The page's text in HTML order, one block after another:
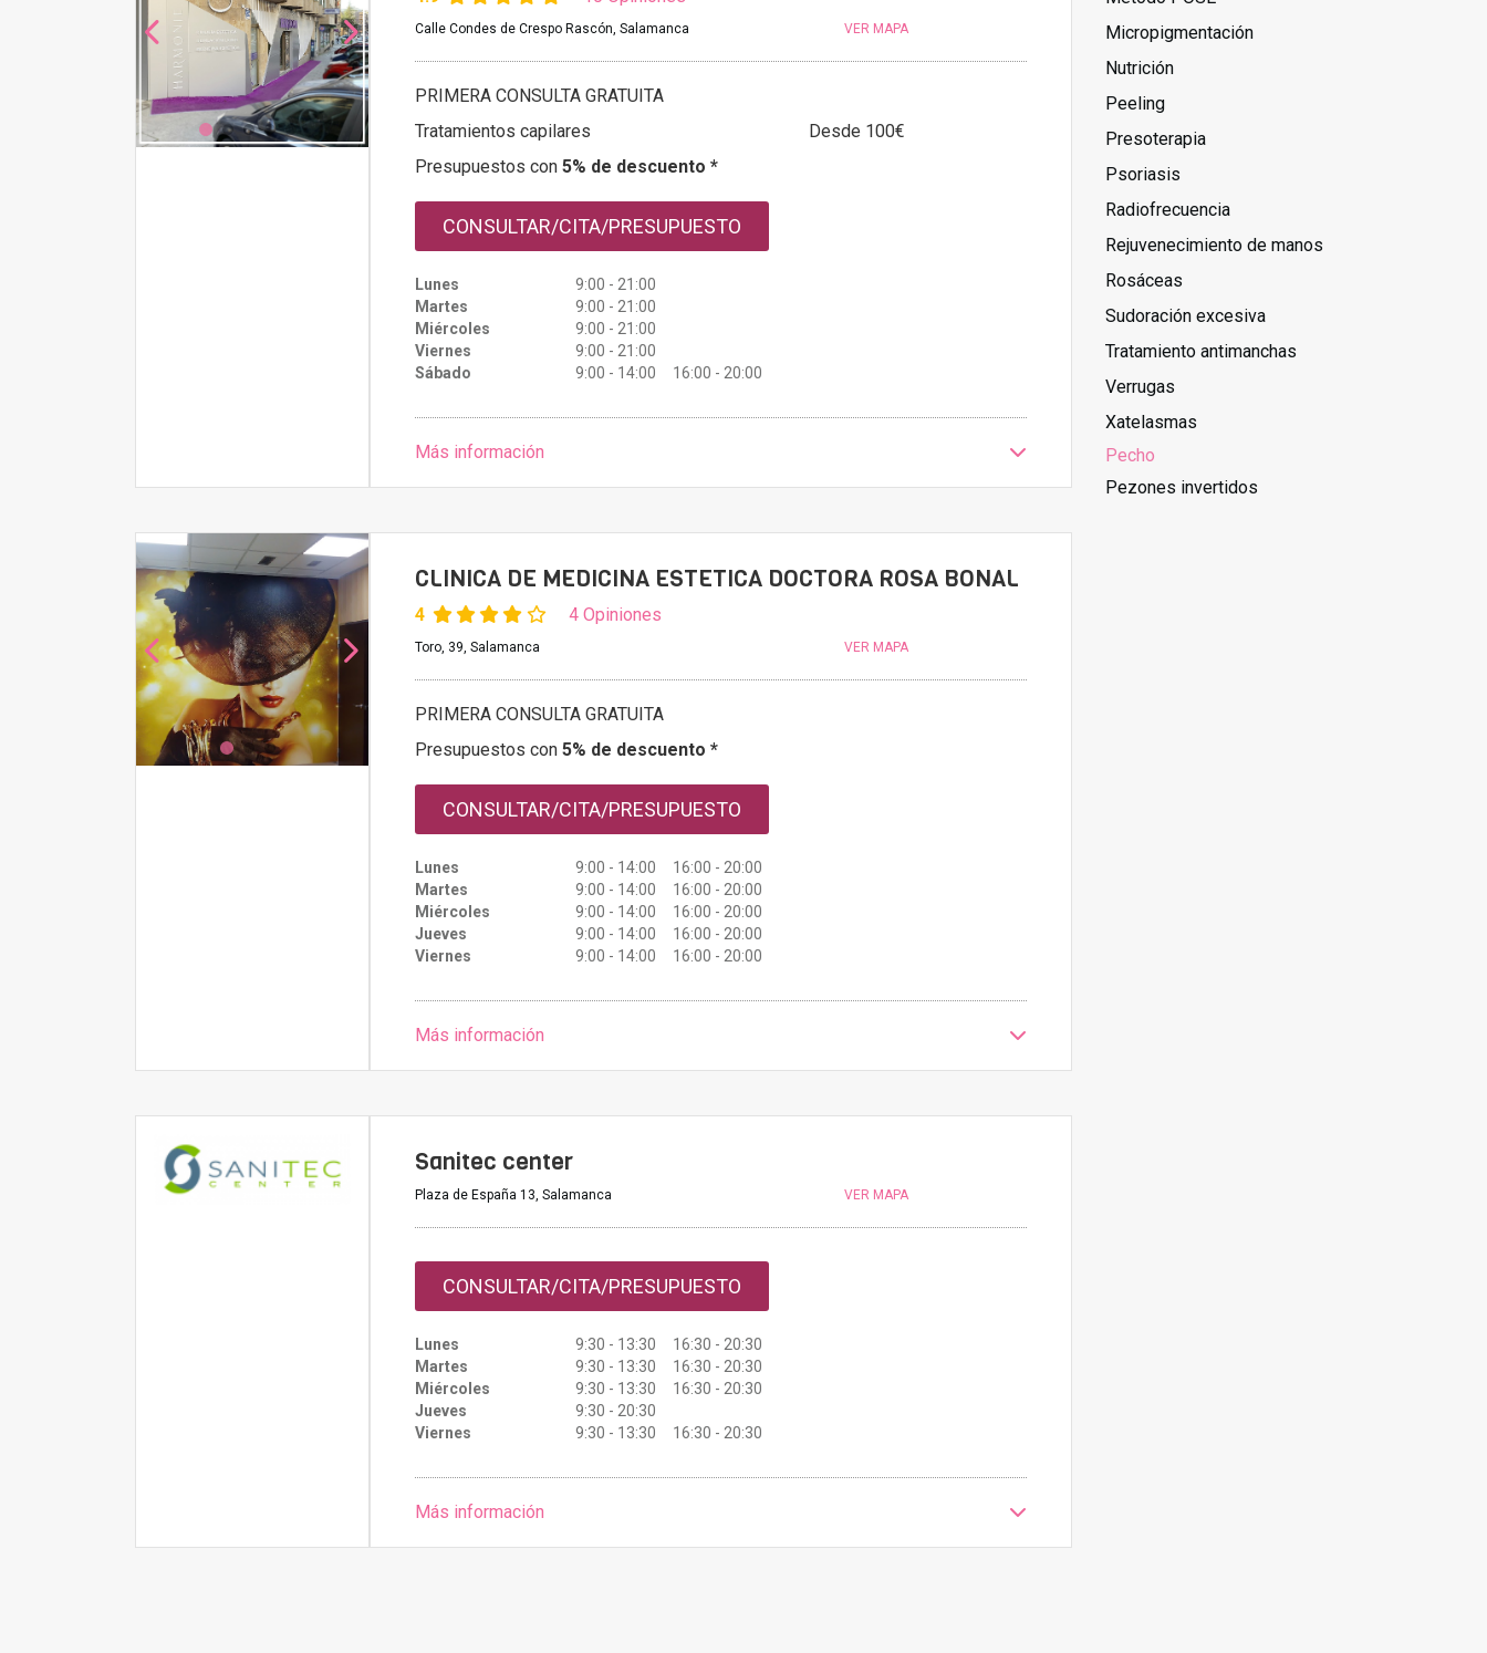
Calle Condes de Crespo Rascón, Salamanca VER MAPA
PRIMERA CONSULTA GRATUITA
Tratamientos capilares
Desde 100€
Presupuestos con 5% de descuento *
CONSULTAR/CITA/PRESUPUESTO
Lunes
9:00 - 21:00
Martes
9:00 - 21:00
Miércoles
9:00 - 21:00
Viernes
9:00 - 21:00
Sábado
9:00 - 14:00 16:00 - 20:00
Más información
CLINICA DE MEDICINA ESTETICA DOCTORA ROSA BONAL
4 4 Opiniones
Toro, 39, Salamanca VER MAPA
PRIMERA CONSULTA GRATUITA
Presupuestos con 5% de descuento *
CONSULTAR/CITA/PRESUPUESTO
Lunes
9:00 - 14:00 16:00 - 20:00
Martes
9:00 - 14:00 16:00 - 20:00
Miércoles
9:00 - 14:00 16:00 - 20:00
Jueves
9:00 - 14:00 16:00 - 20:00
Viernes
9:00 - 14:00 16:00 - 20:00
Más información
Sanitec center
Plaza de España 13, Salamanca VER MAPA
CONSULTAR/CITA/PRESUPUESTO
Lunes
9:30 - 13:30 16:30 - 20:30
Martes
9:30 - 13:30 16:30 - 20:30
Miércoles
9:30 - 13:30 16:30 - 20:30
Jueves
9:30 - 20:30
Viernes
9:30 - 13:30 16:30 - 20:30
Más información
Micropigmentación
Nutrición
Peeling
Presoterapia
Psoriasis
Radiofrecuencia
Rejuvenecimiento de manos
Rosáceas
Sudoración excesiva
Tratamiento antimanchas
Verrugas
Xatelasmas
Pecho
Pezones invertidos